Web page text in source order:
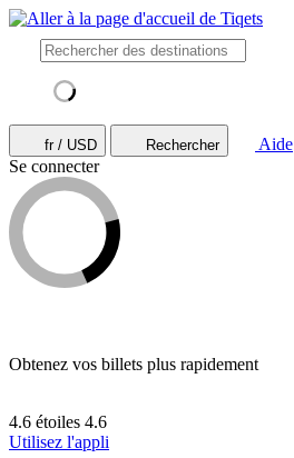
fr / USD Rechercher
Aide
Se connecter
Obtenez vos billets plus rapidement
4.6 étoiles 4.6
Utilisez l'appli